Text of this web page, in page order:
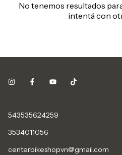
No tenemos resultados
intentá con
543535624259
3534011056
centerbikeshopvn@gmail.com